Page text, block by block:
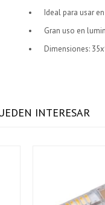
Ideal para usar
Gran uso en
Dimensiones:
INTERESAR